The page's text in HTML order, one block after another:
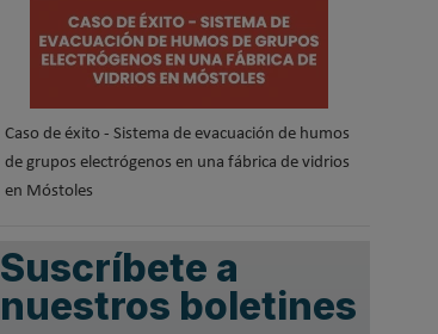
Caso de éxito - Sistema de evacuación de humos
de grupos electrógenos en una fábrica de vidrios
en Móstoles
Suscríbete a
nuestros boletines